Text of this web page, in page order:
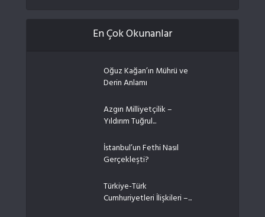
En Çok Okunanlar
Oğuz Kağan’ın Mührü ve
Derin Anlamı
Azgın Milliyetçilik –
Yıldırım Tuğrul...
İstanbul’un Fethi Nasıl
Gerçekleşti?
Türkiye-Türk
Cumhuriyetleri İlişkileri –...